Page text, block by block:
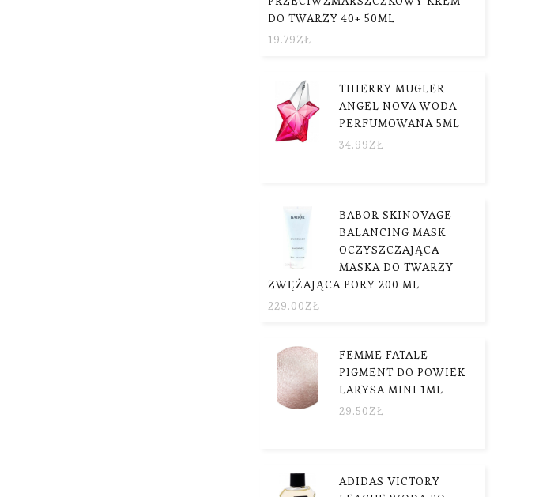
DO TWARZY 40+ 50ML
19.79ZŁ
THIERRY MUGLER
ANGEL NOVA WODA
PERFUMOWANA 5ML
34.99ZŁ
BABOR SKINOVAGE
BALANCING MASK
OCZYSZCZAJĄCA
MASKA DO TWARZY
ZWĘŻAJĄCA PORY 200 ML
229.00ZŁ
FEMME FATALE
PIGMENT DO POWIEK
LARYSA MINI 1ML
29.50ZŁ
ADIDAS VICTORY